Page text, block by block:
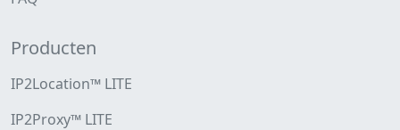
Producten
IP2Location™ LITE
IP2Proxy™ LITE